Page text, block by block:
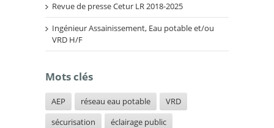
Revue de presse Cetur LR 2018-2025
Ingénieur Assainissement, Eau potable et/ou
VRD H/F
Mots clés
AEP réseau eau potable
VRD
sécurisation
éclairage public